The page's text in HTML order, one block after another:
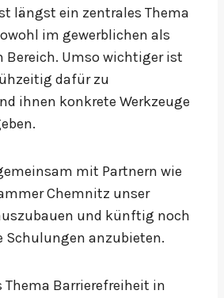
längst ein zentrales Thema
im gewerblichen als
Bereich. Umso wichtiger ist
dafür zu
ihnen konkrete Werkzeuge
mit Partnern wie
Chemnitz unser
und künftig noch
Schulungen anzubieten.
Thema Barrierefreiheit in